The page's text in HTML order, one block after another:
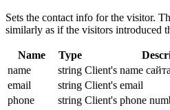
Sets the contact info for the visitor.
similarly as if the visitors introduced
Name Type
name
string Client's name сайта
email
string Client's email
phone
string Client's phone